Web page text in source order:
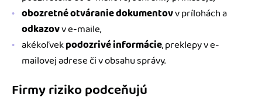
obozretné otváranie dokumentovv prílohách a
odkazovv e-maile,
akékoľvekpodozrivé informácie, preklepy v e-
mailovej adrese či v obsahu správy.
Firmy riziko podceňujú